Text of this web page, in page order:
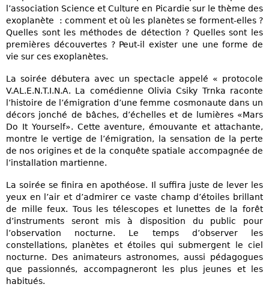
l’association Science et Culture en Picardie sur le thème des
exoplanète : comment et où les planètes se forment-elles ?
Quelles sont les méthodes de détection ? Quelles sont les
premières découvertes ? Peut-il exister une une forme de
vie sur ces exoplanètes.
La soirée débutera avec un spectacle appelé « protocole
V.AL.E.N.T.I.N.A. La comédienne Olivia Csiky Trnka raconte
l’histoire de l’émigration d’une femme cosmonaute dans un
décors jonché de bâches, d’échelles et de lumières «Mars
Do It Yourself». Cette aventure, émouvante et attachante,
montre le vertige de l’émigration, la sensation de la perte
de nos origines et de la conquête spatiale accompagnée de
l’installation martienne.
La soirée se finira en apothéose. Il suffira juste de lever les
yeux en l’air et d’admirer ce vaste champ d’étoiles brillant
de mille feux. Tous les télescopes et lunettes de la forêt
d’instruments seront mis à disposition du public pour
l’observation nocturne. Le temps d’observer les
constellations, planètes et étoiles qui submergent le ciel
nocturne. Des animateurs astronomes, aussi pédagogues
que passionnés, accompagneront les plus jeunes et les
habitués.